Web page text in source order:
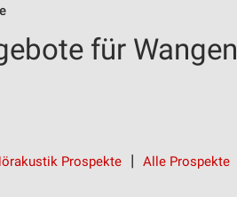
für Wangen
Prospekte Alle Prospekte